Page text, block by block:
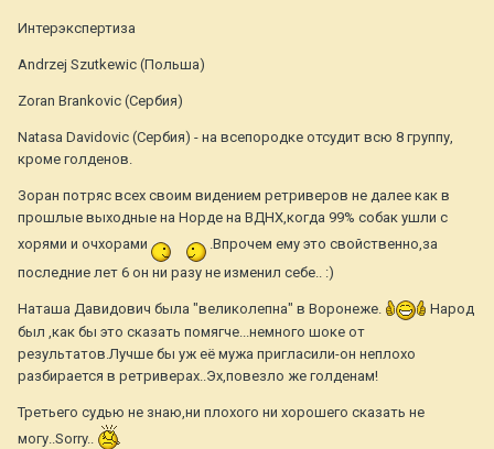
Интерэкспертиза
Andrzej Szutkewic (Польша)
Zoran Brankovic (Сербия)
Natasa Davidovic (Сербия) - на всепородке отсудит всю 8 группу,
кроме голденов.
Зоран потряс всех своим видением ретриверов не далее как в
прошлые выходные на Норде на ВДНХ,когда 99% собак ушли с
хорями и очхорами
.Впрочем ему это свойственно,за
последние лет 6 он ни разу не изменил себе.. :)
Наташа Давидович была "великолепна" в Воронеже.
Народ
был ,как бы это сказать помягче...немного шоке от
результатов.Лучше бы уж её мужа пригласили-он неплохо
разбирается в ретриверах..Эх,повезло же голденам!
Третьего судью не знаю,ни плохого ни хорошего сказать не
могу..Sorry..